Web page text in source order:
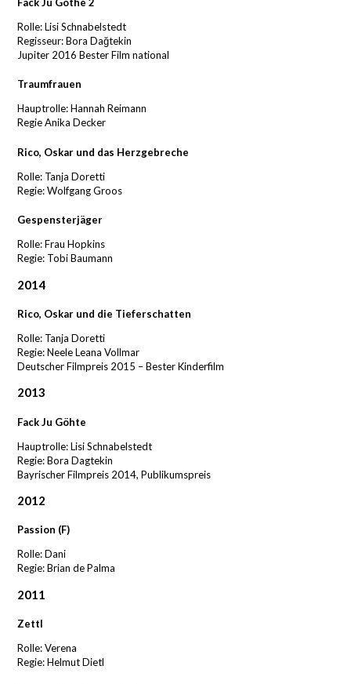
Rolle: Lisi Schnabelstedt
Regisseur: Bora Dağtekin
Jupiter 2016 Bester Film national
Traumfrauen
Hauptrolle: Hannah Reimann
Regie Anika Decker
Rico, Oskar und das Herzgebreche
Rolle: Tanja Doretti
Regie: Wolfgang Groos
Gespensterjäger
Rolle: Frau Hopkins
Regie: Tobi Baumann
2014
Rico, Oskar und die Tieferschatten
Rolle: Tanja Doretti
Regie: Neele Leana Vollmar
Deutscher Filmpreis 2015 – Bester Kinderfilm
2013
Fack Ju Göhte
Hauptrolle: Lisi Schnabelstedt
Regie: Bora Dagtekin
Bayrischer Filmpreis 2014, Publikumspreis
2012
Passion (F)
Rolle: Dani
Regie: Brian de Palma
2011
Zettl
Rolle: Verena
Regie: Helmut Dietl